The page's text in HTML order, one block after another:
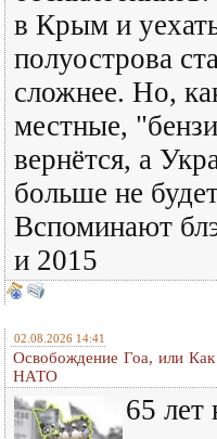
в Крым и
полуострова
сложнее. Но,
местные,
вернётся, а
больше не
Вспоминают
и 2015
02.08.2026 14:41
Освобождение Гоа, или
НАТО
65 лет